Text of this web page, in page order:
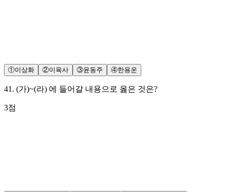
①이상화 ②이육사 ③윤동주 ④한용운
41 . (가)~(라) 에 들어갈 내용으로 옳은 것은?
3점